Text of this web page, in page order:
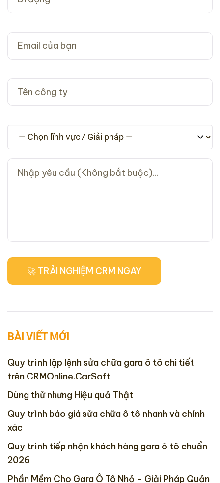
BÀI VIẾT MỚI
Quy trình lập lệnh sửa chữa gara ô tô chi tiết
trên CRMOnline.CarSoft
Dùng thử nhưng Hiệu quả Thật
Quy trình báo giá sửa chữa ô tô nhanh và chính
xác
Quy trình tiếp nhận khách hàng gara ô tô chuẩn
2026
Phần Mềm Cho Gara Ô Tô Nhỏ – Giải Pháp Quản